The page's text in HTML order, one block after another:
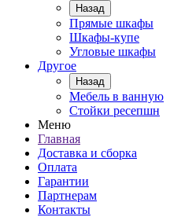
Назад
Прямые шкафы
Шкафы-купе
Угловые шкафы
Другое
Назад
Мебель в ванную
Стойки ресепшн
Меню
Главная
Доставка и сборка
Оплата
Гарантии
Партнерам
Контакты